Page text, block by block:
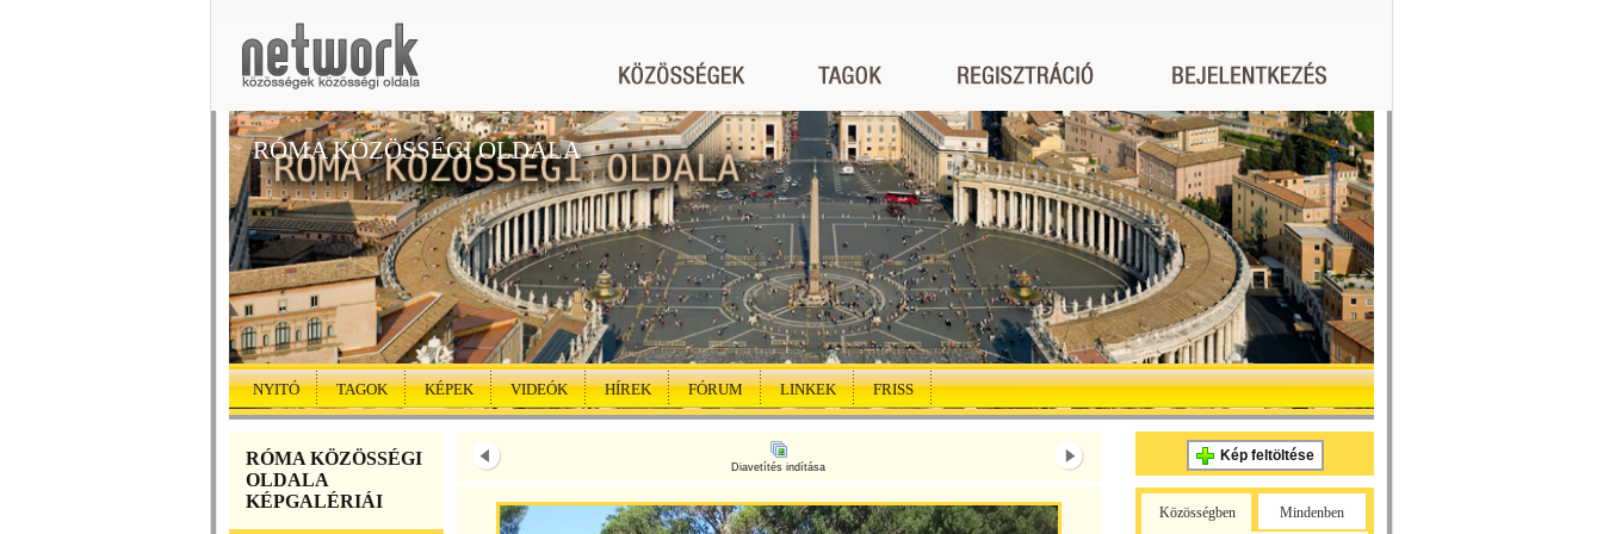
RÓMA KÖZÖSSÉGI OLDALA
NYITÓ TAGOK KÉPEK VIDEÓK HÍREK FÓRUM LINKEK FRISS
RÓMA KÖZÖSSÉGI
OLDALA
KÉPGALÉRIÁI
Diavetítés indítása
Kép feltöltése
Közösségben Mindenben